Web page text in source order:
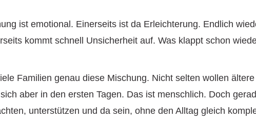
ist emotional. Einerseits ist da Erleichterung. Endlich
kommt schnell Unsicherheit auf. Was klappt schon
Familien genau diese Mischung. Nicht selten wollen
aber in den ersten Tagen. Das ist menschlich. Doch
unterstützen und da sein, ohne den Alltag gleich